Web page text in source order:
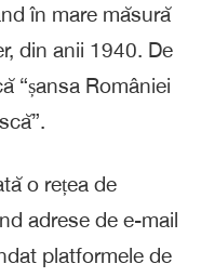
în mare măsură
din anii 1940. De
“șansa României
o rețea de
adrese de e-mail
platformele de